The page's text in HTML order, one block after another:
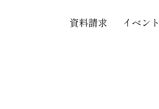
資料請求 イベント